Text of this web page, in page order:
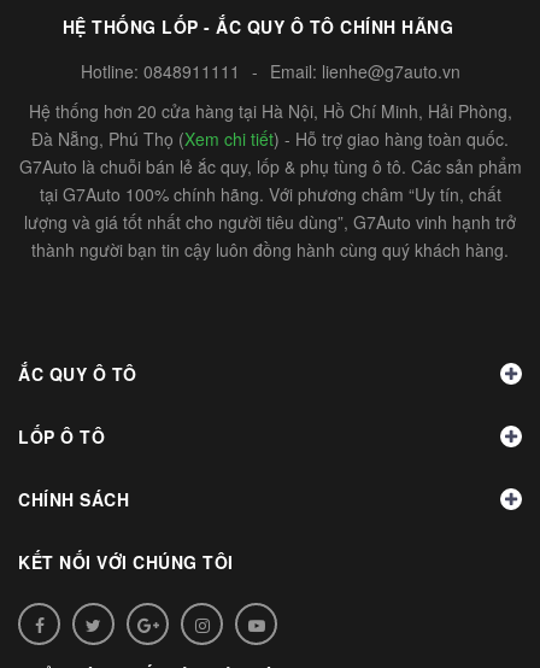
HỆ THỐNG LỐP - ẮC QUY Ô TÔ CHÍNH HÃNG
Hotline: 0848911111 - Email: lienhe@g7auto.vn
Hệ thống hơn 20 cửa hàng tại Hà Nội, Hồ Chí Minh, Hải Phòng,
Đà Nẵng, Phú Thọ (Xem chi tiết) - Hỗ trợ giao hàng toàn quốc.
G7Auto là chuỗi bán lẻ ắc quy, lốp & phụ tùng ô tô. Các sản phẩm
tại G7Auto 100% chính hãng. Với phương châm “Uy tín, chất
lượng và giá tốt nhất cho người tiêu dùng”, G7Auto vinh hạnh trở
thành người bạn tin cậy luôn đồng hành cùng quý khách hàng.
ẮC QUY Ô TÔ
LỐP Ô TÔ
CHÍNH SÁCH
KẾT NỐI VỚI CHÚNG TÔI